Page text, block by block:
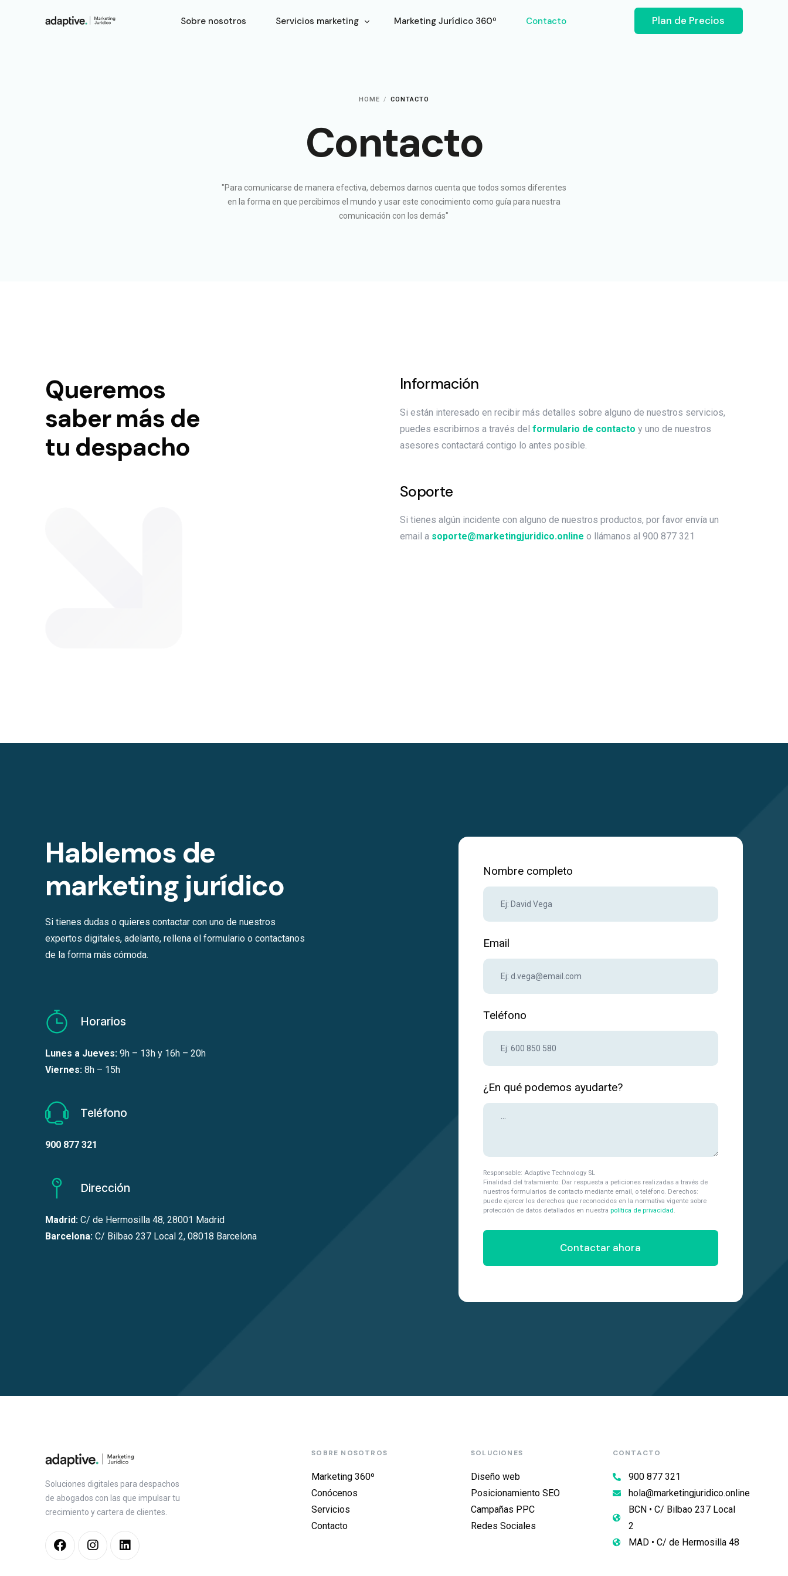
Sobre nosotros Servicios marketing
Posicionamiento SEO
Redes Sociales
Marketing Jurídico 360º Contacto Plan de Precios
HOME CONTACTO
Contacto
"Para comunicarse de manera efectiva, debemos darnos cuenta que todos somos diferentes
en la forma en que percibimos el mundo y usar este conocimiento como guía para nuestra
comunicación con los demás"
Queremos
saber más de
tu despacho
Información
Si están interesado en recibir más detalles sobre alguno de nuestros servicios,
puedes escribirnos a través del formulario de contacto y uno de nuestros
asesores contactará contigo lo antes posible.
Soporte
Si tienes algún incidente con alguno de nuestros productos, por favor envía un
email a soporte@marketingjuridico.online o llámanos al 900 877 321
Hablemos de
marketing jurídico
Si tienes dudas o quieres contactar con uno de nuestros
expertos digitales, adelante, rellena el formulario o contactanos
de la forma más cómoda.
Horarios
Lunes a Jueves: 9h – 13h y 16h – 20h
Viernes: 8h – 15h
Teléfono
900 877 321
Dirección
Madrid: C/ de Hermosilla 48, 28001 Madrid
Barcelona: C/ Bilbao 237 Local 2, 08018 Barcelona
Nombre completo
Email
Teléfono
¿En qué podemos ayudarte?
Responsable: Adaptive Technology SL
Finalidad del tratamiento: Dar respuesta a peticiones realizadas a través de
nuestros formularios de contacto mediante email, o teléfono. Derechos:
puede ejercer los derechos que reconocidos en la normativa vigente sobre
protección de datos detallados en nuestra política de privacidad.
Contactar ahora
Soluciones digitales para despachos
de abogados con las que impulsar tu
crecimiento y cartera de clientes.
SOBRE NOSOTROS
Marketing 360º
Conócenos
Servicios
Contacto
SOLUCIONES
Diseño web
Posicionamiento SEO
Campañas PPC
Redes Sociales
CONTACTO
900 877 321
hola@marketingjuridico.online
BCN • C/ Bilbao 237 Local
2
MAD • C/ de Hermosilla 48